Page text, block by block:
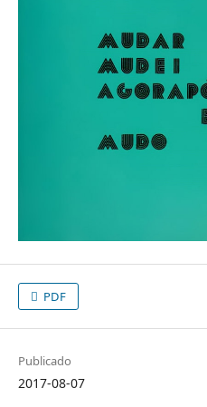
PDF
Publicado
2017-08-07